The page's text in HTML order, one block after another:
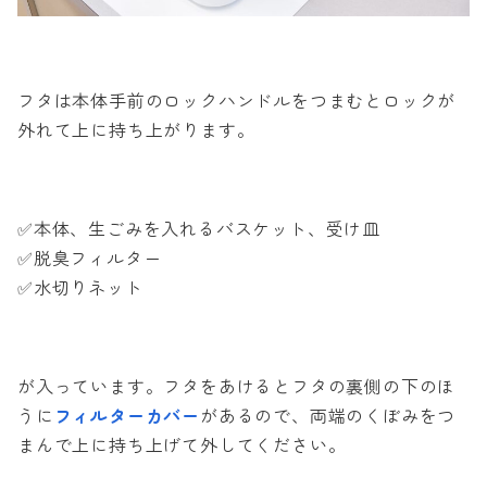
フタは本体手前のロックハンドルをつまむとロックが
外れて上に持ち上がります。
✅本体、生ごみを入れるバスケット、受け皿
✅脱臭フィルター
✅水切りネット
が入っています。フタをあけるとフタの裏側の下のほ
うに フィルターカバー があるので、両端のくぼみをつ
まんで上に持ち上げて外してください。